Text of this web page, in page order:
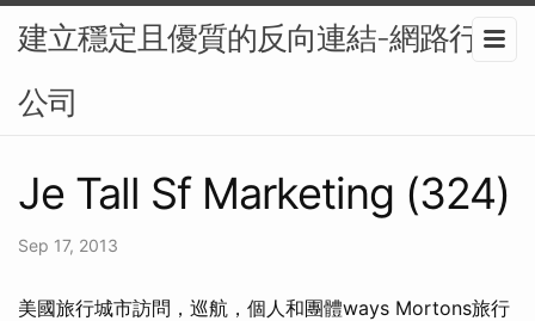
建立穩定且優質的反向連結-網路行銷
公司
Je Tall Sf Marketing (324)
Sep 17, 2013
美國旅行城市訪問，巡航，個人和團體ways Mortons旅行